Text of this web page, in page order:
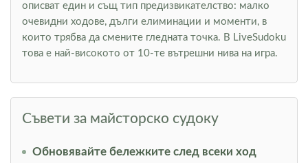
описват един и същ тип предизвикателство: малко
очевидни ходове, дълги елиминации и моменти, в
които трябва да смените гледната точка. В LiveSudoku
това е най-високото от 10-те вътрешни нива на игра.
Съвети за майсторско судоку
Обновявайте бележките след всеки ход